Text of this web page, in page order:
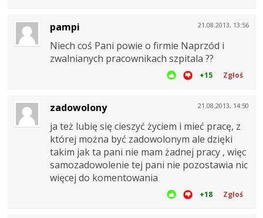
21.08.2013, 13:56
pampi
Niech coś Pani powie o firmie Naprzód i
zwalnianych pracownikach szpitala ??
+15 Zgłoś
21.08.2013, 14:50
zadowolony
ja też lubię się cieszyć życiem i mieć pracę, z
której można być zadowolonym ale dzięki
takim jak ta pani nie mam żadnej pracy , więc
samozadowolenie tej pani nie pozostawia nic
więcej do komentowania
+18 Zgłoś